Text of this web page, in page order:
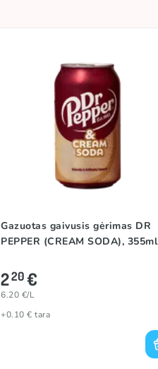
Gazuotas gaivusis gėrimas DR
PEPPER (CREAM SODA), 355ml
220€
6.20 €/L
+0.10 € tara